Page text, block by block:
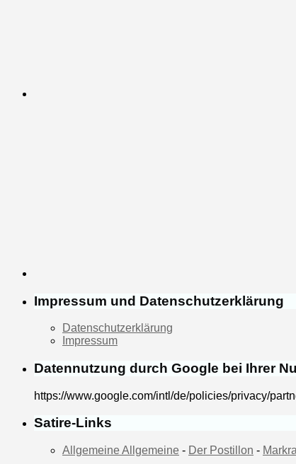
Impressum und Datenschutzerklärung
Datenschutzerklärung
Impressum
Datennutzung durch Google bei Ihrer
https://www.google.com/intl/de/policies/privacy/
Satire-Links
Allgemeine Allgemeine - Der Postillon -